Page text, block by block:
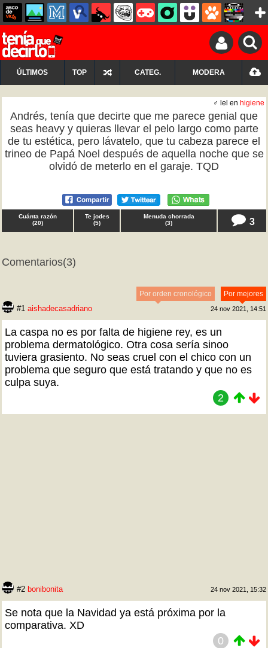
ÚLTIMOS TOP CATEG. MODERA
♂ lel en higiene
Andrés, tenía que decirte que me parece genial que
seas heavy y quieras llevar el pelo largo como parte
de tu estética, pero lávatelo, que tu cabeza parece el
trineo de Papá Noel después de aquella noche que se
olvidó de meterlo en el garaje. TQD
Cuánta razón
(20)
Te jodes
(5)
Menuda chorrada
(3) 3
Comentarios(3)
Por mejores
Por orden cronológico
#1 aishadecasadriano 24 nov 2021, 14:51
La caspa no es por falta de higiene rey, es un
problema dermatológico. Otra cosa sería sinoo
tuviera grasiento. No seas cruel con el chico con un
problema que seguro que está tratando y que no es
culpa suya.
2
#2 bonibonita 24 nov 2021, 15:32
Se nota que la Navidad ya está próxima por la
comparativa. XD
0